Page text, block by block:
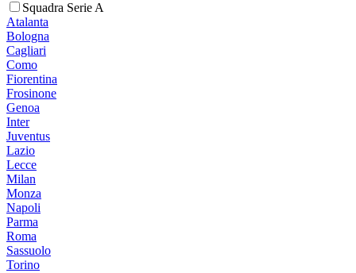
Squadra Serie A
Atalanta
Bologna
Cagliari
Como
Fiorentina
Frosinone
Genoa
Inter
Juventus
Lazio
Lecce
Milan
Monza
Napoli
Parma
Roma
Sassuolo
Torino